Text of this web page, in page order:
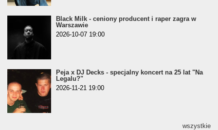
Black Milk - ceniony producent i raper zagra w
Warszawie
2026-10-07 19:00
Peja x DJ Decks - specjalny koncert na 25 lat "Na
Legalu?"
2026-11-21 19:00
wszystkie